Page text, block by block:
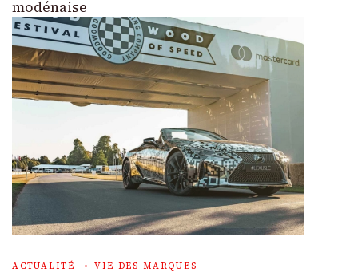
modénaise
ACTUALITÉ VIE DES MARQUES